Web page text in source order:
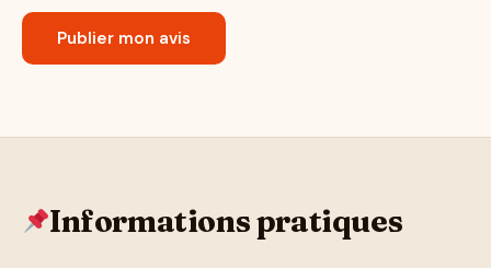
Informations pratiques